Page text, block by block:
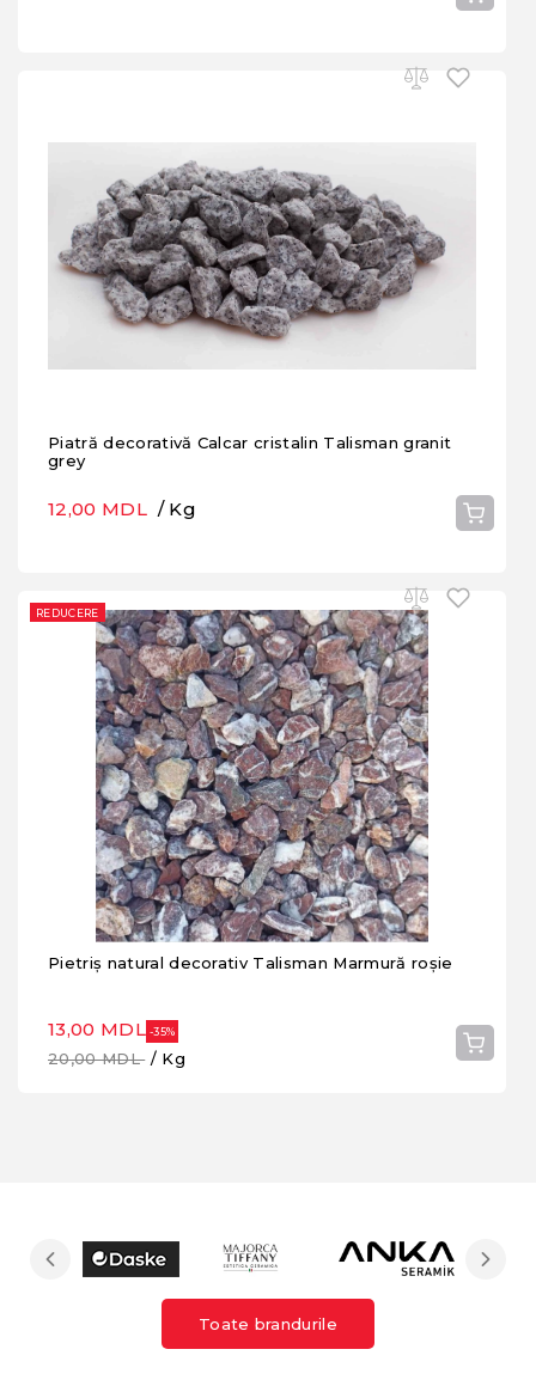
Piatră decorativă Calcar cristalin Talisman granit
grey
12,00 MDL / Kg
REDUCERE
Pietriș natural decorativ Talisman Marmură roșie
13,00 MDL -35%
20,00 MDL/ Kg
Toate brandurile